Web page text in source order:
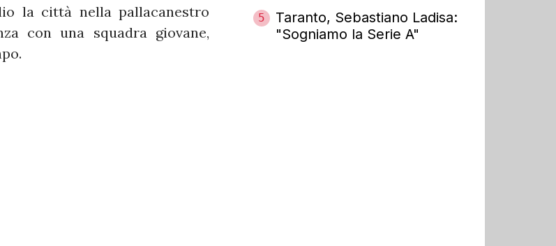
la città nella pallacanestro
con una squadra giovane,
5
Taranto, Sebastiano Ladisa:
"Sogniamo la Serie A"